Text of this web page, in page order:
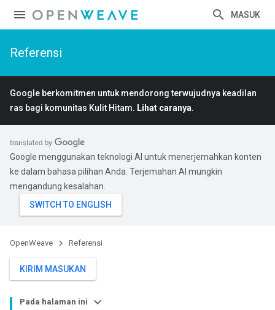
MASUK
Referensi
Google berkomitmen untuk mendorong terwujudnya keadilan
ras bagi komunitas Kulit Hitam. Lihat caranya.
Google menggunakan teknologi AI untuk menerjemahkan konten
ke dalam bahasa pilihan Anda. Terjemahan AI mungkin
mengandung kesalahan.
OpenWeave Referensi
KIRIM MASUKAN
Pada halaman ini